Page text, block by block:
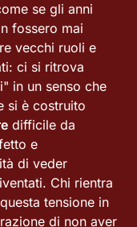
se gli anni
fossero mai
vecchi ruoli e
ci si ritrova
in un senso che
si è costruito
difficile da
e
di veder
Chi rientra
tensione in
di non aver